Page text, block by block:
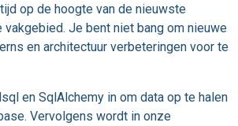
op de hoogte van de nieuwste
vakgebied. Je bent niet bang om nieuwe
en architectuur verbeteringen voor te
en SqlAlchemy in om data op te halen
Vervolgens wordt in onze